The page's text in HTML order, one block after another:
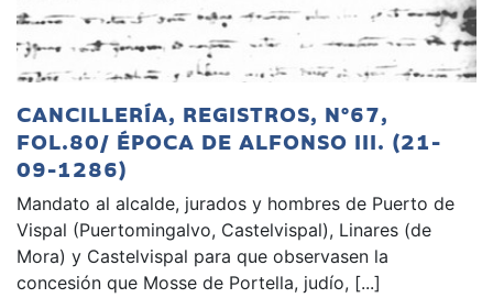
CANCILLERÍA, REGISTROS, Nº67,
FOL.80/ ÉPOCA DE ALFONSO III. (21-
09-1286)
Mandato al alcalde, jurados y hombres de Puerto de
Vispal (Puertomingalvo, Castelvispal), Linares (de
Mora) y Castelvispal para que observasen la
concesión que Mosse de Portella, judío, [...]